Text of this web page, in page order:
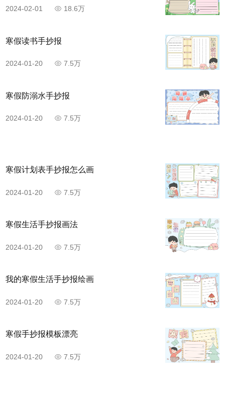
2024-02-01 18.6万
寒假读书手抄报
2024-01-20 7.5万
寒假防溺水手抄报
2024-01-20 7.5万
寒假计划表手抄报怎么画
2024-01-20 7.5万
寒假生活手抄报画法
2024-01-20 7.5万
我的寒假生活手抄报绘画
2024-01-20 7.5万
寒假手抄报模板漂亮
2024-01-20 7.5万